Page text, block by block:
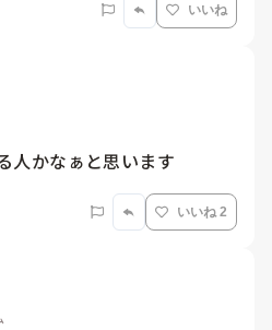
いいね
人かなぁと思います
いいね 2